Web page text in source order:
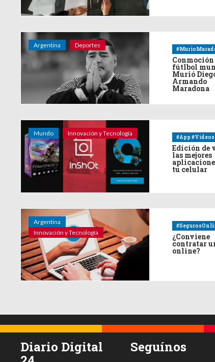
Argentina Deportes
Conmoción
fútlbol
Murió
Armando
Maradona
Mundo Innovación y Tecnología
#App #Videos
Edición de
las mejores
tu celular
Argentina
Innovación y Tecnología
¿Conviene
contratar
online?
Diario Digital
Seguínos